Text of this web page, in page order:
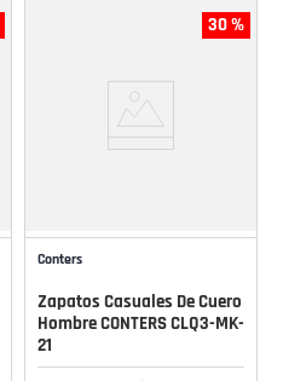
30 %
Conters
Zapatos Casuales De Cuero
Hombre CONTERS CLQ3-MK-
21